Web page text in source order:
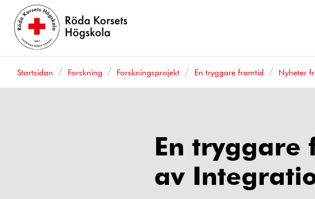
Startsidan Forskning Forskningsprojekt En tryggare framtid Nyheter
En tryggare
av